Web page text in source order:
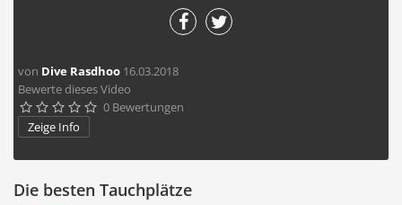
von Dive Rasdhoo 16.03.2018
Bewerte dieses Video
     0 Bewertungen
Zeige Info
Die besten Tauchplätze